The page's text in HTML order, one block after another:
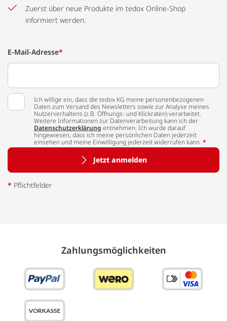
Zuerst über neue Produkte im tedox Online-Shop
informiert werden.
E-Mail-Adresse*
Ich willige ein, dass die tedox KG meine personenbezogenen
Daten zum Versand des Newsletters sowie zur Analyse meines
Nutzerverhaltens (z.B. Öffnungs- und Klickraten) verarbeitet.
Weitere Informationen zur Datenverarbeitung kann ich der
Datenschutzerklärung entnehmen. Ich wurde darauf
hingewiesen, dass ich meine persönlichen Daten jederzeit
einsehen und meine Einwilligung jederzeit widerrufen kann. *
Jetzt anmelden
* Pflichtfelder
Zahlungs­möglich­keiten